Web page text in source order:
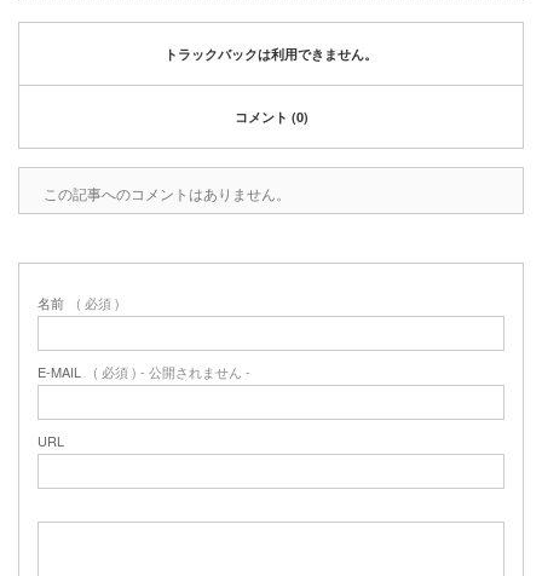
トラックバックは利用できません。
コメント (0)
この記事へのコメントはありません。
名前 ( 必須 )
E-MAIL ( 必須 ) - 公開されません -
URL